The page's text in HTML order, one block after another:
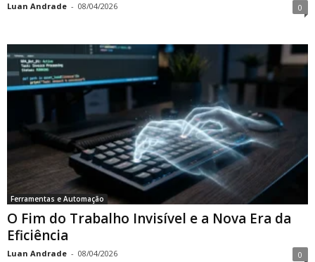
Luan Andrade - 08/04/2026 0
Ferramentas e Automação
O Fim do Trabalho Invisível e a Nova Era da
Eficiência
Luan Andrade - 08/04/2026 0